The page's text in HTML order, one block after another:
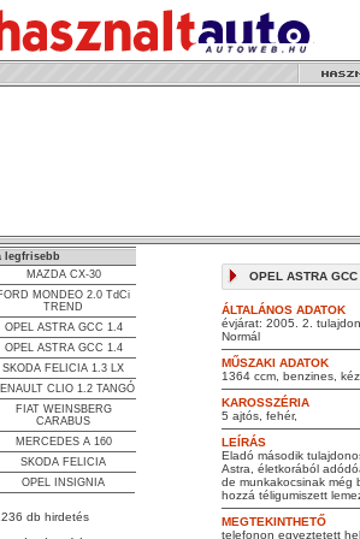
legfrisebb
MAZDA CX-30
MONDEO 2.0 TdCi
TREND
OPEL ASTRA GCC 1.4
OPEL ASTRA GCC 1.4
SKODA FELICIA 1.3 LX
CLIO 1.2 TANGÓ
FIAT WEINSBERG
CARABUS
MERCEDES A 160
SKODA FELICIA
OPEL INSIGNIA
db hirdetés
OPEL ASTRA
ÁLTALÁNOS ADATOK
évjárat: 2005. 2.
Normál
MŰSZAKI ADATOK
1364 ccm, benzines,
KAROSSZÉRIA
5 ajtós, fehér,
LEÍRÁS
Eladó második
Astra, életkorából
de munkakocsinak még
hozzá téligumiszett
MEGTEKINTHETŐ
telefonon egyeztetett